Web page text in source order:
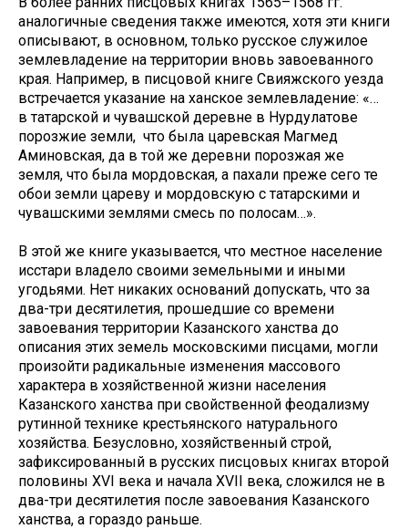
аналогичные сведения также имеются, хотя эти книги
описывают, в основном, только русское служилое
землевладение на территории вновь завоеванного
края. Например, в писцовой книге Свияжского уезда
встречается указание на ханское землевладение: «…
в татарской и чувашской деревне в Нурдулатове
порозжие земли, что была царевская Магмед
Аминовская, да в той же деревни порозжая же
земля, что была мордовская, а пахали преже сего те
обои земли цареву и мордовскую с татарскими и
чувашскими землями смесь по полосам…».
В этой же книге указывается, что местное население
исстари владело своими земельными и иными
угодьями. Нет никаких оснований допускать, что за
два-три десятилетия, прошедшие со времени
завоевания территории Казанского ханства до
описания этих земель московскими писцами, могли
произойти радикальные изменения массового
характера в хозяйственной жизни населения
Казанского ханства при свойственной феодализму
рутинной технике крестьянского натурального
хозяйства. Безусловно, хозяйственный строй,
зафиксированный в русских писцовых книгах второй
половины ХVI века и начала ХVII века, сложился не в
два-три десятилетия после завоевания Казанского
ханства, а гораздо раньше.